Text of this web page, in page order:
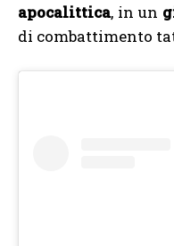
apocalittica, in un
di combattimento